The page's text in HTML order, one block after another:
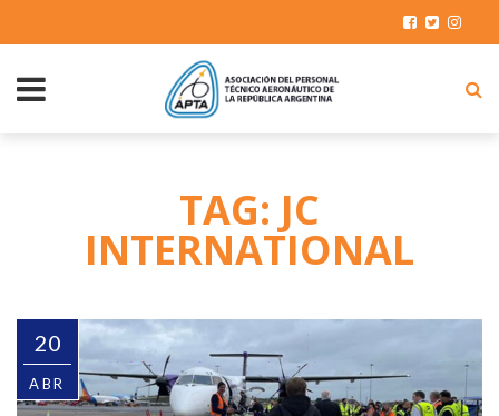
TAG: JC
INTERNATIONAL
20
ABR